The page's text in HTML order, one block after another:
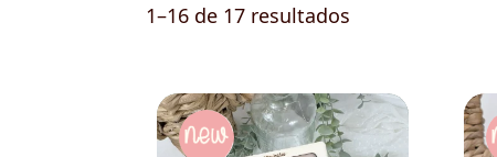
1–16 de 17 resultados